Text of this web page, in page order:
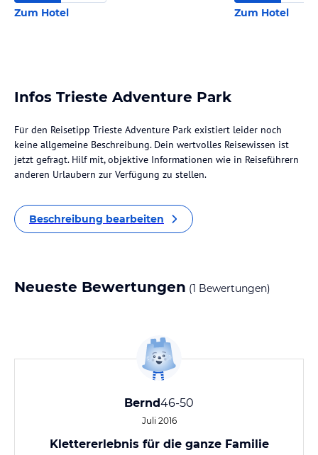
Zum Hotel Zum Hotel
Infos Trieste Adventure Park
Für den Reisetipp Trieste Adventure Park existiert leider noch
keine allgemeine Beschreibung. Dein wertvolles Reisewissen ist
jetzt gefragt. Hilf mit, objektive Informationen wie in Reiseführern
anderen Urlaubern zur Verfügung zu stellen.
Beschreibung bearbeiten
Neueste Bewertungen (1 Bewertungen)
Bernd46-50
Juli 2016
Klettererlebnis für die ganze Familie